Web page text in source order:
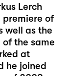
Lerch
premiere of
well as the
the same
at
he joined